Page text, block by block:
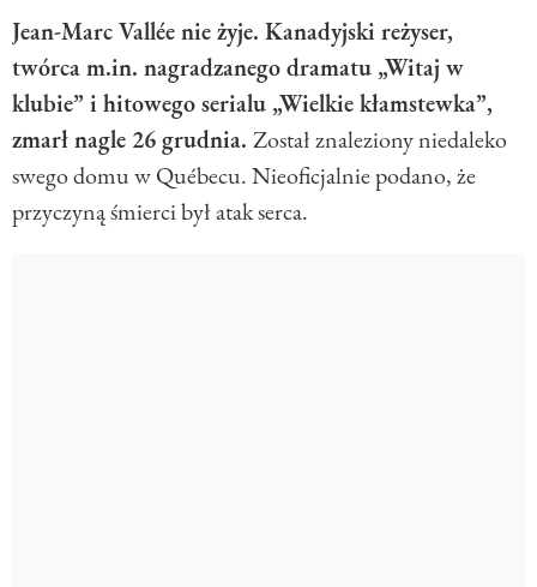
Jean-Marc Vallée nie żyje. Kanadyjski reżyser,
twórca m.in. nagradzanego dramatu „Witaj w
klubie” i hitowego serialu „Wielkie kłamstewka”,
zmarł nagle 26 grudnia. Został znaleziony niedaleko
swego domu w Québecu. Nieoficjalnie podano, że
przyczyną śmierci był atak serca.